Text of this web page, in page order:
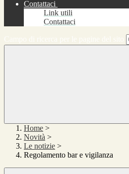
Contattaci
Link utili
Contattaci
Home >
Novità >
Le notizie >
Regolamento bar e vigilanza